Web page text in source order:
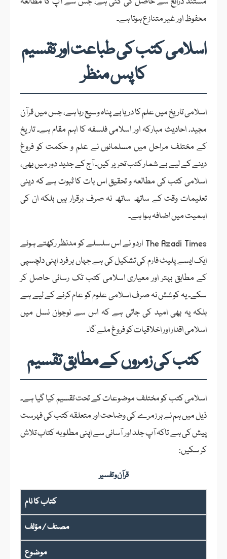
محفوظ اور غیر متنازع ہوتا ہے۔
اسلامی کتب کی طباعت اور تقسیم
کا پس منظر
اسلامی تاریخ میں علم کا دریا بے پناہ وسیع رہا ہے، جس میں قرآن
مجید، احادیث مبارکہ اور اسلامی فلسفہ کا اہم مقام ہے۔ تاریخ
کے مختلف مراحل میں مسلمانوں نے علم و حکمت کو فروغ
دینے کے لیے بے شمار کتب تحریر کیں۔ آج کے جدید دور میں بھی،
اسلامی کتب کی مطالعہ و تحقیق اس بات کا ثبوت ہے کہ دینی
تعلیمات وقت کے ساتھ ساتھ نہ صرف برقرار ہیں بلکہ ان کی
اہمیت میں اضافہ ہوا ہے۔
The Azadi Times اردو نے اس سلسلے کو مدنظر رکھتے ہوئے
ایک ایسے پلیٹ فارم کی تشکیل کی ہے جہاں ہر فرد اپنی دلچسپی
کے مطابق بہتر اور معیاری اسلامی کتب تک رسائی حاصل کر
سکے۔ یہ کوشش نہ صرف اسلامی علوم کو عام کرنے کے لیے ہے
بلکہ یہ بھی امید کی جاتی ہے کہ اس سے نوجوان نسل میں
اسلامی اقدار اور اخلاقیات کو فروغ ملے گا۔
کتب کی زمروں کے مطابق تقسیم
اسلامی کتب کو مختلف موضوعات کے تحت تقسیم کیا گیا ہے۔
ذیل میں ہم نے ہر زمرے کی وضاحت اور متعلقہ کتب کی فہرست
پیش کی ہے تاکہ آپ جلد اور آسانی سے اپنی مطلوبہ کتاب تلاش
کر سکیں:
قرآن و تفسیر
کتاب کا نام
مصنف / مؤلف
موضوع